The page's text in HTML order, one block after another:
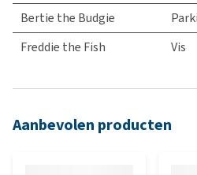
Bertie the Budgie
Freddie the Fish
Vis
Aanbevolen producten